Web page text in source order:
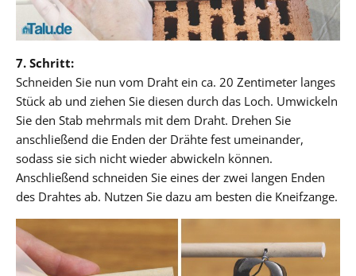
7. Schritt:
Schneiden Sie nun vom Draht ein ca. 20 Zentimeter langes
Stück ab und ziehen Sie diesen durch das Loch. Umwickeln
Sie den Stab mehrmals mit dem Draht. Drehen Sie
anschließend die Enden der Drähte fest umeinander,
sodass sie sich nicht wieder abwickeln können.
Anschließend schneiden Sie eines der zwei langen Enden
des Drahtes ab. Nutzen Sie dazu am besten die Kneifzange.